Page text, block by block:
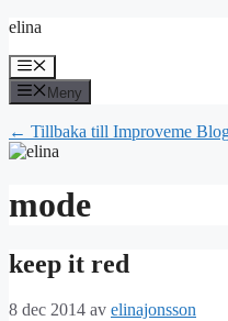
Hoppa
innehåll
elina
Meny
Meny
← Tillbaka till Improveme
mode
keep it red
8 dec 2014 av elinajonsson